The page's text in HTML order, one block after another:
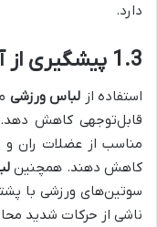
دارد.
1.3 پیشگیری از آسیب‌ها
استفاده از لباس ورزشی
قابل‌توجهی کاهش دهد.
مناسب از عضلات ران و
کاهش دهند. همچنین
سوتین‌های ورزشی با
ناشی از حرکات شدید